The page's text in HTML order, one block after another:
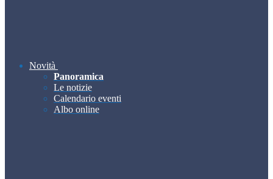
Novità
Panoramica
Le notizie
Calendario eventi
Albo online